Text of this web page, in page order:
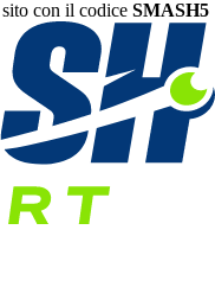
con il codice SMASH5